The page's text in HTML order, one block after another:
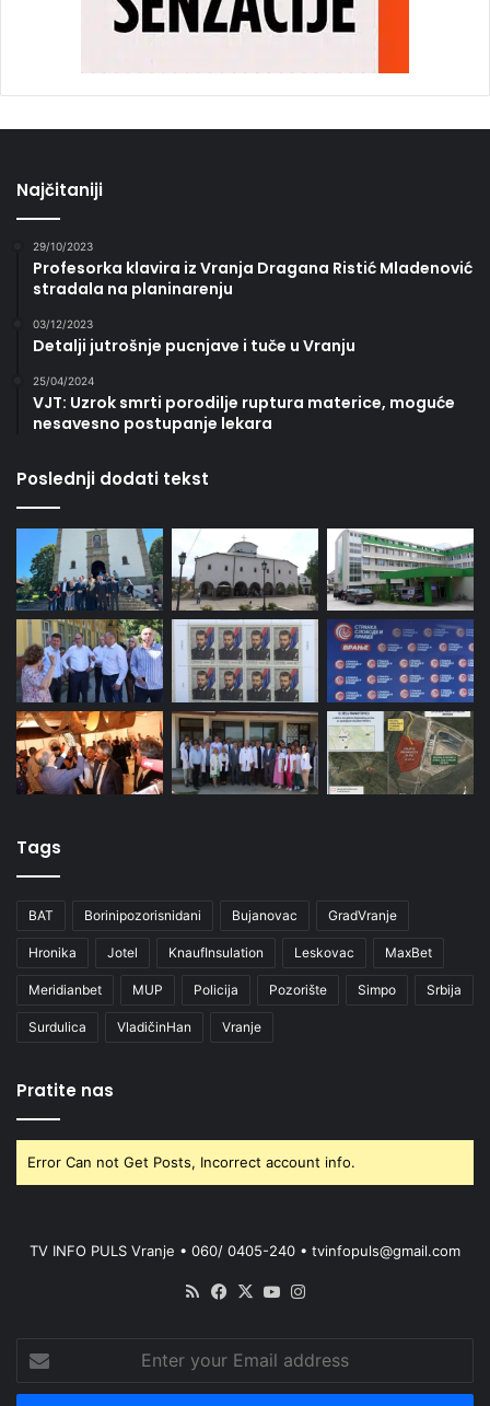
Najčitaniji
29/10/2023
Profesorka klavira iz Vranja Dragana Ristić Mladenović
stradala na planinarenju
03/12/2023
Detalji jutrošnje pucnjave i tuče u Vranju
25/04/2024
VJT: Uzrok smrti porodilje ruptura materice, moguće
nesavesno postupanje lekara
Poslednji dodati tekst
Tags
BAT Borinipozorisnidani Bujanovac GradVranje
Hronika Jotel KnaufInsulation Leskovac MaxBet
Meridianbet MUP Policija Pozorište Simpo Srbija
Surdulica VladičinHan Vranje
Pratite nas
Error Can not Get Posts, Incorrect account info.
TV INFO PULS Vranje • 060/ 0405-240 • tvinfopuls@gmail.com
RSS Facebook
X YouTube
your
Email